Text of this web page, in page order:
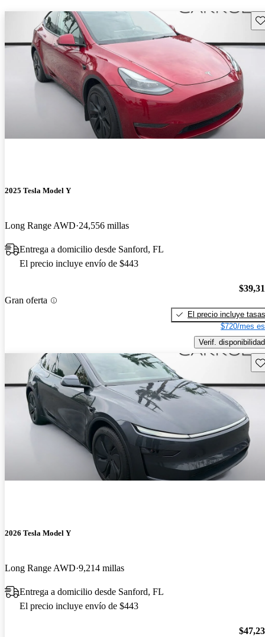
2025 Tesla Model Y
Long Range AWD 24,556 millas
Entrega a domicilio desde Sanford, FL
El precio incluye envío de $443
Gran oferta
El precio incluye tasas
$720/mes
Verif. disponibilidad
2026 Tesla Model Y
Long Range AWD 9,214 millas
Entrega a domicilio desde Sanford, FL
El precio incluye envío de $443